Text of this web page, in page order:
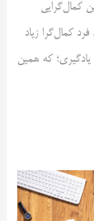
کمال‌گرایی
کمال‌گرا زیاد
که همین